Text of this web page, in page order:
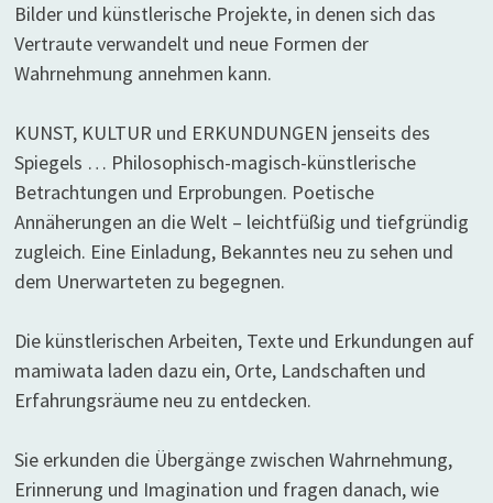
Bilder und künstlerische Projekte, in denen sich das
Vertraute verwandelt und neue Formen der
Wahrnehmung annehmen kann.
KUNST, KULTUR und ERKUNDUNGEN jenseits des
Spiegels … Philosophisch-magisch-künstlerische
Betrachtungen und Erprobungen. Poetische
Annäherungen an die Welt – leichtfüßig und tiefgründig
zugleich. Eine Einladung, Bekanntes neu zu sehen und
dem Unerwarteten zu begegnen.
Die künstlerischen Arbeiten, Texte und Erkundungen auf
mamiwata laden dazu ein, Orte, Landschaften und
Erfahrungsräume neu zu entdecken.
Sie erkunden die Übergänge zwischen Wahrnehmung,
Erinnerung und Imagination und fragen danach, wie